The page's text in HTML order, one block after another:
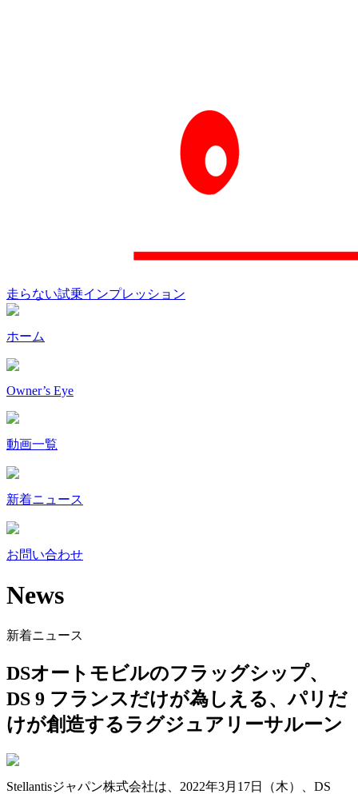
走らない試乗インプレッション
ホーム
Owner’s Eye
動画一覧
新着ニュース
お問い合わせ
News
新着ニュース
DSオートモビルのフラッグシップ、
DS 9 フランスだけが為しえる、パリだ
けが創造するラグジュアリーサルーン
Stellantisジャパン株式会社は、2022年3月17日（木）、DS